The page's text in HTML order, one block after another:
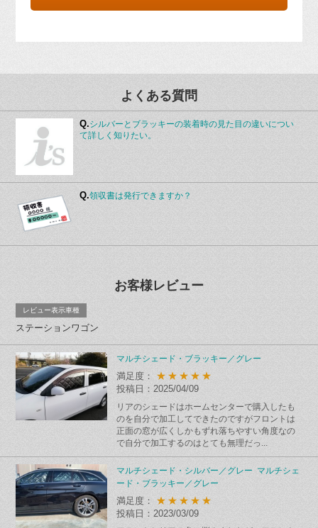
よくある質問
Q.シルバーとブラッキーの装着時の見た目の違いについ
て詳しく知りたい。
Q.領収書は発行できますか？
お客様レビュー
レビュー表示車種
ステーションワゴン
マルチシェード・ブラッキー／グレー
満足度： ★★★★★
投稿日：2025/04/09
リアのシェードはホームセンターで購入したも
のを自分で加工してできたのですがフロントは
正面の窓が広くしかもずれ落ちやすい角度なの
で自分で加工するのはとても無理だっ...
マルチシェード・シルバー／グレー マルチシェ
ード・ブラッキー／グレー
満足度： ★★★★★
投稿日：2023/03/09